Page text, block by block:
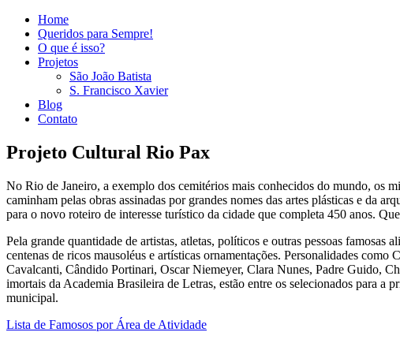
Home
Queridos para Sempre!
O que é isso?
Projetos
São João Batista
S. Francisco Xavier
Blog
Contato
Projeto Cultural Rio Pax
No Rio de Janeiro, a exemplo dos cemitérios mais conhecidos do mundo, os
caminham pelas obras assinadas por grandes nomes das artes plásticas e da
para o novo roteiro de interesse turístico da cidade que completa 450 anos.
Pela grande quantidade de artistas, atletas, políticos e outras pessoas
centenas de ricos mausoléus e artísticas ornamentações. Personalidades
Cavalcanti, Cândido Portinari, Oscar Niemeyer, Clara Nunes, Padre Guido,
imortais da Academia Brasileira de Letras, estão entre os selecionados para
municipal.
Lista de Famosos por Área de Atividade